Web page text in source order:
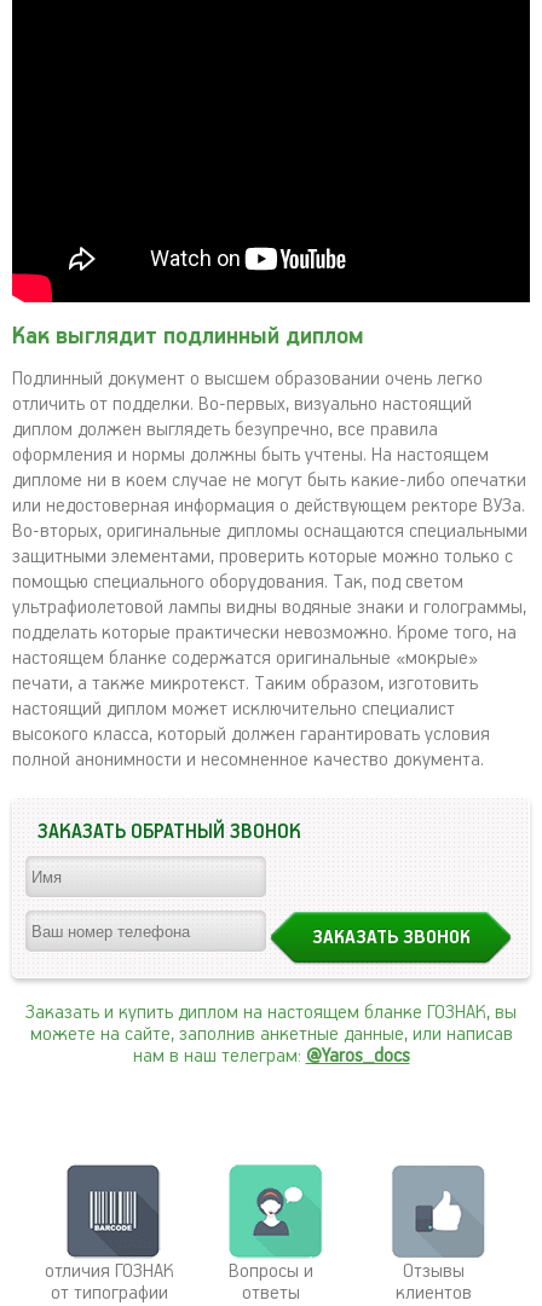
Как выглядит подлинный диплом
Подлинный документ о высшем образовании очень легко
отличить от подделки. Во-первых, визуально настоящий
диплом должен выглядеть безупречно, все правила
оформления и нормы должны быть учтены. На настоящем
дипломе ни в коем случае не могут быть какие-либо опечатки
или недостоверная информация о действующем ректоре ВУЗа.
Во-вторых, оригинальные дипломы оснащаются специальными
защитными элементами, проверить которые можно только с
помощью специального оборудования. Так, под светом
ультрафиолетовой лампы видны водяные знаки и голограммы,
подделать которые практически невозможно. Кроме того, на
настоящем бланке содержатся оригинальные «мокрые»
печати, а также микротекст. Таким образом, изготовить
настоящий диплом может исключительно специалист
высокого класса, который должен гарантировать условия
полной анонимности и несомненное качество документа.
ЗАКАЗАТЬ ОБРАТНЫЙ ЗВОНОК
Заказать и купить диплом на настоящем бланке ГОЗНАК, вы
можете на сайте, заполнив анкетные данные, или написав
нам в наш телеграм: @Yaros_docs
отличия ГОЗНАК
от типографии
Вопросы и
ответы
Отзывы
клиентов